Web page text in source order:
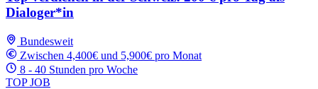
Dialoger*in
Bundesweit
Zwischen 4,400€ und 5,900€ pro Monat
8 - 40 Stunden pro Woche
TOP JOB